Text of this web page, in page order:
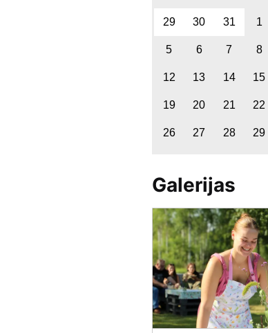
29 30 31 1
5 6 7 8
12 13 14 15
19 20 21 22
26 27 28 29
Galerijas